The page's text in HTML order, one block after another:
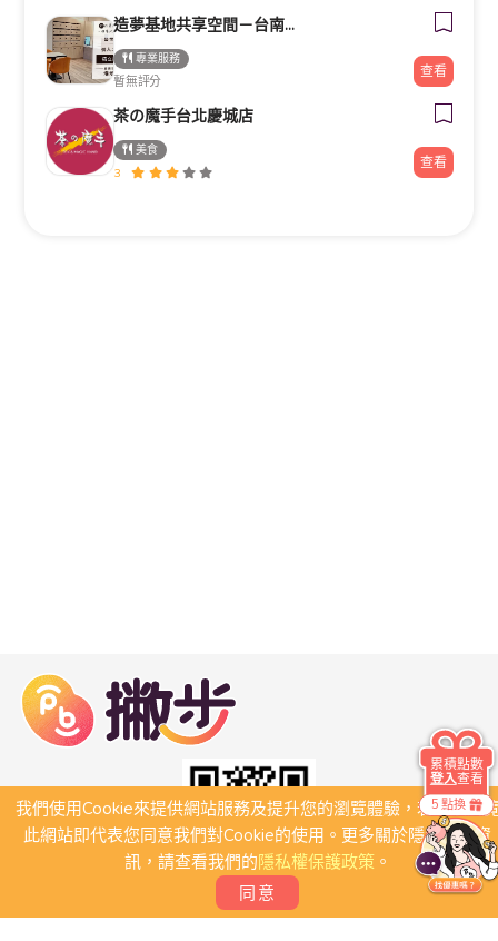
造夢基地共享空間－台南火車站站前館
專業服務
暫無評分
查看
茶の魔手台北慶城店
美食
3
查看
我們使用Cookie來提供網站服務及提升您的瀏覽體驗，若繼續瀏
此網站即代表您同意我們對Cookie的使用。更多關於隱私保護資
訊，請查看我們的隱私權保護政策。
同意
5 點換
累積點數
登入查看